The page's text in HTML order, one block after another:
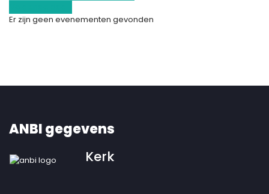
Er zijn geen evenementen gevonden
ANBI gegevens
Kerk